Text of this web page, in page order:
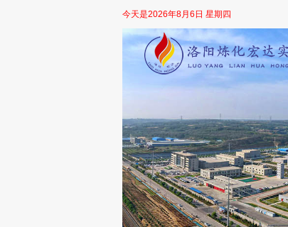
今天是2026年8月6日 星期四